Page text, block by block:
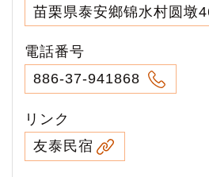
苗栗県泰安鄉锦水村圆墩
電話番号
886-37-941868
リンク
友泰民宿